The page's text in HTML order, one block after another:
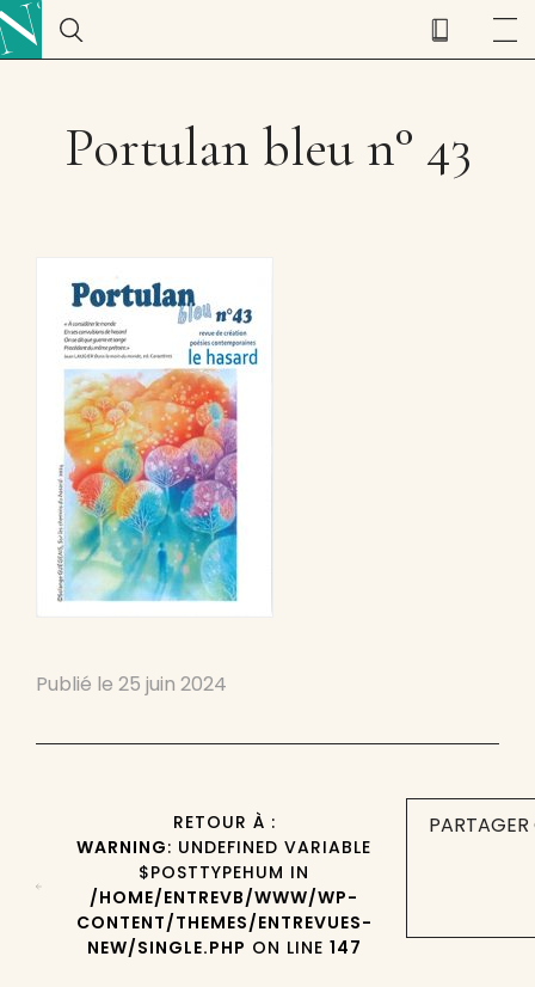
Portulan bleu n° 43
Publié le 25 juin 2024
RETOUR À :
WARNING: UNDEFINED VARIABLE
$POSTTYPEHUM IN
/HOME/ENTREVB/WWW/WP-
CONTENT/THEMES/ENTREVUES-
NEW/SINGLE.PHP ON LINE 147